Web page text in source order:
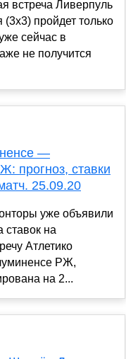
встреча Ливерпуль
пройдет только
сейчас в
не получится
—
прогноз, ставки
25.09.20
уже объявили
ставок на
Атлетико
РЖ,
на 2...